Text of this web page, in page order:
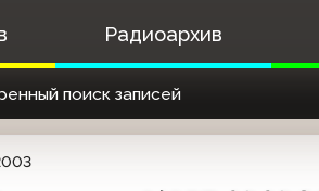
Радиоархив
поиск записей